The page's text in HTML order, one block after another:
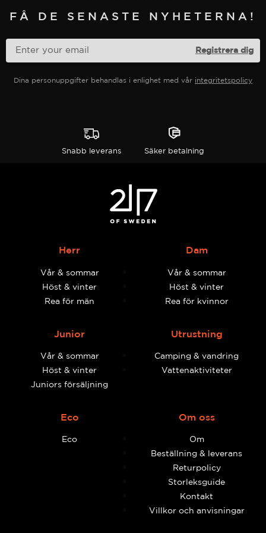
väljas
produktsidan
väljas
produktsidan
FÅ DE SENASTE NYHETERNA!
Dina personuppgifter behandlas i enlighet med vår integritetspolicy
Snabb leverans Säker betalning
Herr
Vår & sommar
Höst & vinter
Rea för män
Dam
Vår & sommar
Höst & vinter
Rea för kvinnor
Junior
Vår & sommar
Höst & vinter
Juniors försäljning
Utrustning
Camping & vandring
Vattenaktiviteter
Eco
Eco
Om oss
Om
Beställning & leverans
Returpolicy
Storleksguide
Kontakt
Villkor och anvisningar